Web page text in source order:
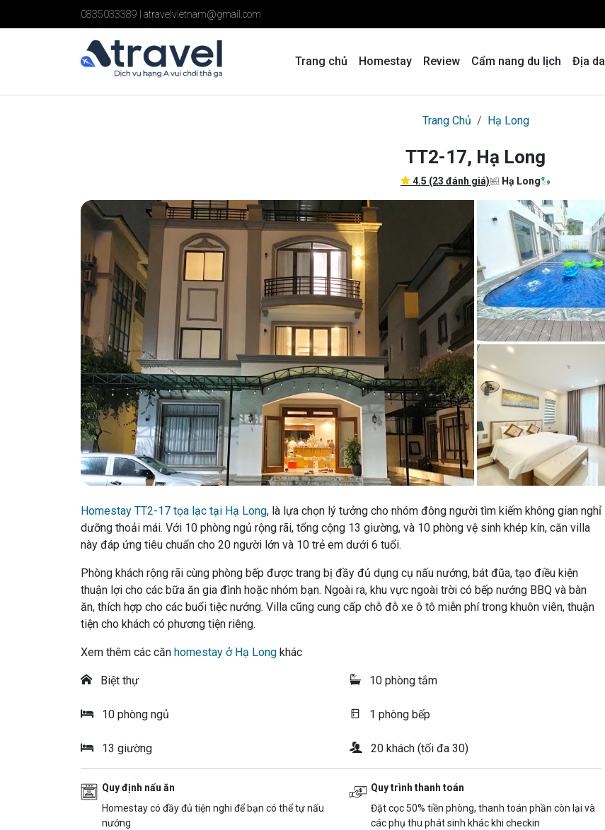
0835033389 | atravelvietnam@gmail.com
Trang chủ Homestay Review Cẩm nang du lịch Địa
Trang Chủ Hạ Long
TT2-17, Hạ Long
4.5 (23 đánh giá) Hạ Long
Homestay TT2-17 tọa lạc tại Hạ Long, là lựa chọn lý tưởng cho nhóm đông người tìm kiếm không gian nghỉ
dưỡng thoải mái. Với 10 phòng ngủ rộng rãi, tổng cộng 13 giường, và 10 phòng vệ sinh khép kín, căn villa
này đáp ứng tiêu chuẩn cho 20 người lớn và 10 trẻ em dưới 6 tuổi.
Phòng khách rộng rãi cùng phòng bếp được trang bị đầy đủ dụng cụ nấu nướng, bát đũa, tạo điều kiện
thuận lợi cho các bữa ăn gia đình hoặc nhóm bạn. Ngoài ra, khu vực ngoài trời có bếp nướng BBQ và bàn
ăn, thích hợp cho các buổi tiệc nướng. Villa cũng cung cấp chỗ đỗ xe ô tô miễn phí trong khuôn viên, thuận
tiện cho khách có phương tiện riêng.
Xem thêm các căn homestay ở Hạ Long khác
Biệt thự 10 phòng tắm
10 phòng ngủ 1 phòng bếp
13 giường 20 khách (tối đa 30)
Quy định nấu ăn
Homestay có đầy đủ tiện nghi để bạn có thể tự nấu
nướng
Quy trình thanh toán
Đặt cọc 50% tiền phòng, thanh toán phần còn lại và
các phụ thu phát sinh khác khi checkin